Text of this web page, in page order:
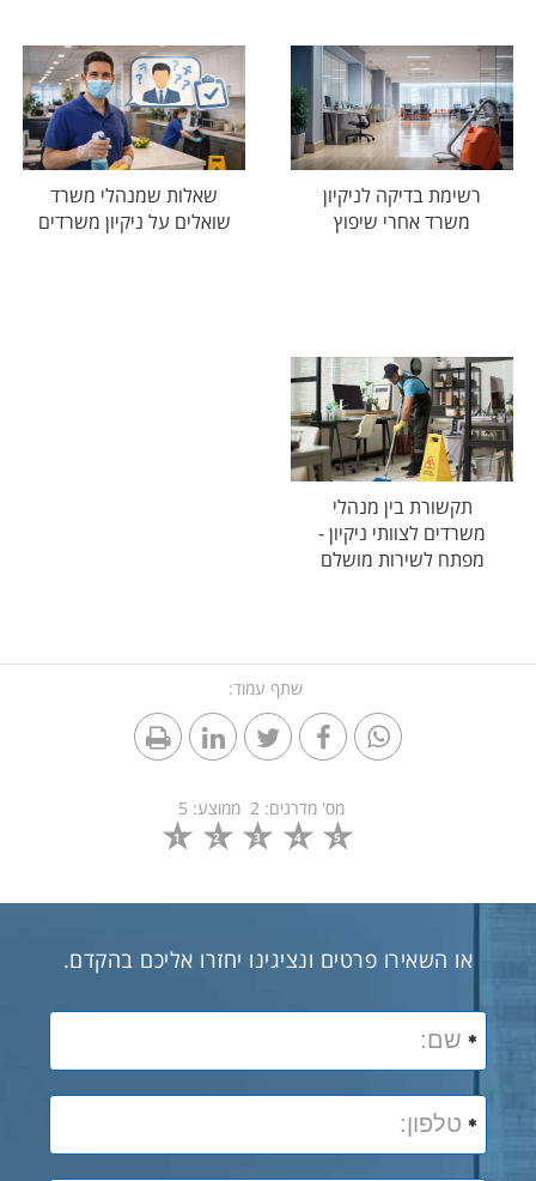
רשימת בדיקה לניקיון
משרד אחרי שיפוץ
שאלות שמנהלי משרד
שואלים על ניקיון משרדים
תקשורת בין מנהלי
משרדים לצוותי ניקיון -
מפתח לשירות מושלם
שתף עמוד:
מס' מדרגים:2 ממוצע: 5
1 2 3 4 5
או השאירו פרטים ונציגינו יחזרו אליכם בהקדם.